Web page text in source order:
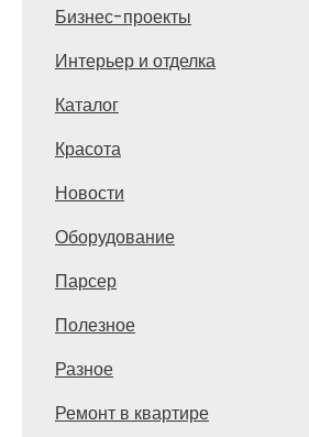
Бизнес-проекты
Интерьер и отделка
Каталог
Красота
Новости
Оборудование
Парсер
Полезное
Разное
Ремонт в квартире